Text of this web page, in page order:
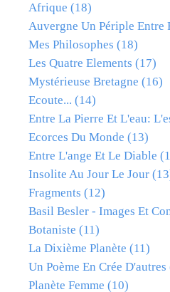
Afrique (18)
Auvergne Un Périple Entre
Mes Philosophes (18)
Les Quatre Elements (17)
Mystérieuse Bretagne (16)
Ecoute... (14)
Entre La Pierre Et L'eau:
Ecorces Du Monde (13)
Entre L'ange Et Le Diable
Insolite Au Jour Le Jour
Fragments (12)
Basil Besler - Images Et
Botaniste (11)
La Dixième Planète (11)
Un Poème En Crée D'autres
Planète Femme (10)